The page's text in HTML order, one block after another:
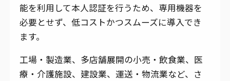
能を利用して本人認証を行うため、専用機器を
必要とせず、低コストかつスムーズに導入でき
ます。
工場・製造業、多店舗展開の小売・飲食業、医
療・介護施設、建設業、運送・物流業など、さ